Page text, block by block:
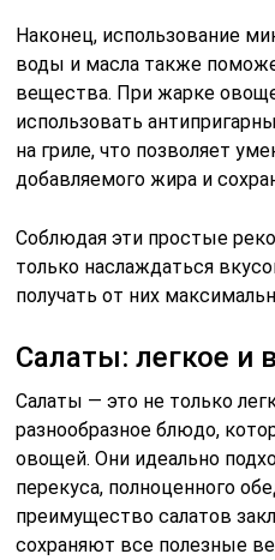
Наконец, использование
воды и масла также
вещества. При жарке
использовать
на гриле, что позволяет
добавляемого жира и
Соблюдая эти простые
только наслаждаться
получать от них
Салаты: легкое и
Салаты — это не только
разнообразное блюдо,
овощей. Они идеально
перекуса, полноценного
преимущество салатов
сохраняют все полезные